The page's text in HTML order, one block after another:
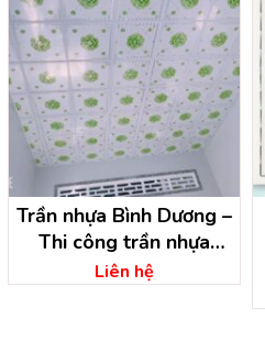
Trần nhựa Bình Dương –
Thi công trần nhựa
Nguyễn Khánh
Liên hệ